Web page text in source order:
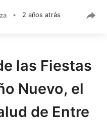
• 2 años atrás
las Fiestas
Nuevo, el
de Entre